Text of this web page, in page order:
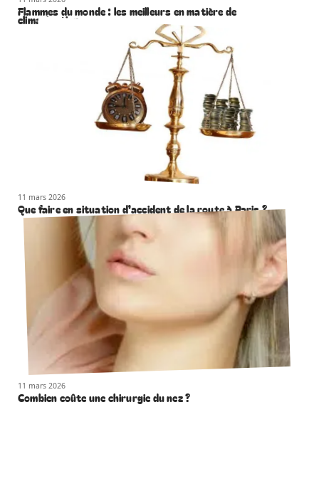
Flammes du monde : les meilleurs en matière de
climatisation
11 mars 2026
Que faire en situation d’accident de la route à Paris ?
11 mars 2026
Combien coûte une chirurgie du nez ?